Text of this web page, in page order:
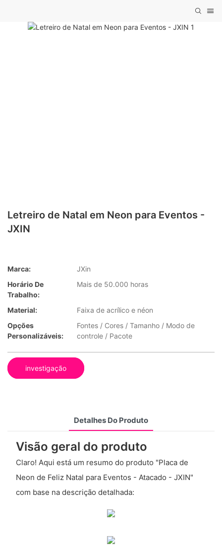
Letreiro de Natal em Neon para Eventos -
JXIN
Marca:
JXin
Horário De
Trabalho:
Mais de 50.000 horas
Material:
Faixa de acrílico e néon
Opções
Personalizáveis:
Fontes / Cores / Tamanho / Modo de
controle / Pacote
investigação
Detalhes Do Produto
Visão geral do produto
Claro! Aqui está um resumo do produto "Placa de
Neon de Feliz Natal para Eventos - Atacado - JXIN"
com base na descrição detalhada: